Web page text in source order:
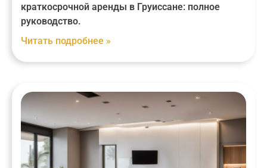
краткосрочной аренды в Груиссане: полное
руководство.
Читать подробнее »